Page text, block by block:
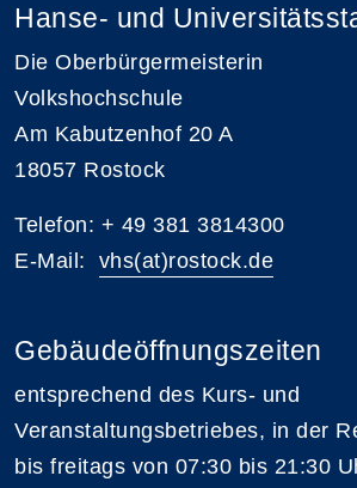
Hanse- und
Die Oberbürgermeisterin
Volkshochschule
Am Kabutzenhof 20 A
18057 Rostock
Telefon: + 49 381 3814300
E-Mail: vhs(at)rostock.de
Gebäudeöffnungszeiten
entsprechend des Kurs- und
Veranstaltungsbetriebes, in der
bis freitags von 07:30 bis 21:30